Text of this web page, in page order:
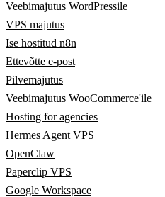
Veebimajutus WordPressile
VPS majutus
Ise hostitud n8n
Ettevõtte e-post
Pilvemajutus
Veebimajutus WooCommerce'ile
Hosting for agencies
Hermes Agent VPS
OpenClaw
Paperclip VPS
Google Workspace